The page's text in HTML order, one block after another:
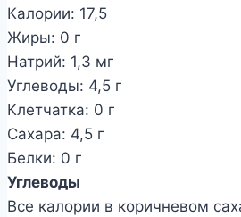
Калории: 17,5
Жиры: 0 г
Натрий: 1,3 мг
Углеводы: 4,5 г
Клетчатка: 0 г
Сахара: 4,5 г
Белки: 0 г
Углеводы
Все калории в коричневом